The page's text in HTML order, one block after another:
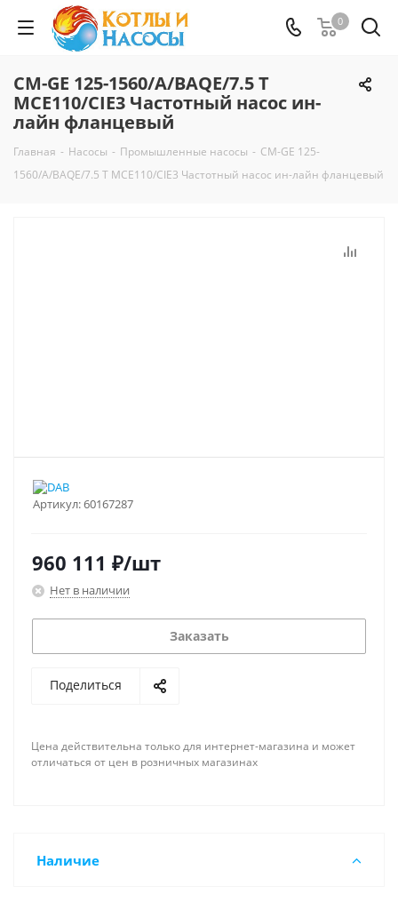
0
CM-GE 125-1560/A/BAQE/7.5 T
MCE110/CIE3 Частотный насос ин-
лайн фланцевый
Главная - Насосы - Промышленные насосы - CM-GE 125-
1560/A/BAQE/7.5 T MCE110/CIE3 Частотный насос ин-лайн фланцевый
Артикул:60167287
960 111 ₽/шт
Нет в наличии
Заказать
Поделиться
Цена действительна только для интернет-магазина и может
отличаться от цен в розничных магазинах
Наличие